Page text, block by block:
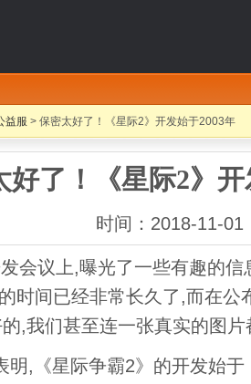
益服 > 保密太好了！《星际2》开发始于2003年
好了！《星际2》开
时间：2018-11-01
会议上,曝光了一些有趣的
的时间已经非常长久了,而在
,我们甚至连一张真实的图
明,《星际争霸2》的开发始